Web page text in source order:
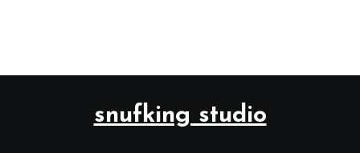
snufking studio